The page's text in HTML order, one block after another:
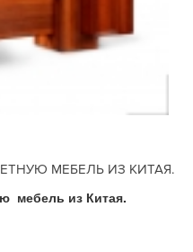
МЕБЕЛЬ ИЗ КИТАЯ.
мебель из Китая.